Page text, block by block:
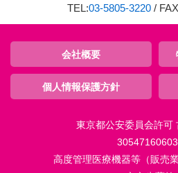
TEL:03-5805-3220/
会社概要
個人情報保護方針
東京都公安委員会許可
高度管理医療機器等（販売